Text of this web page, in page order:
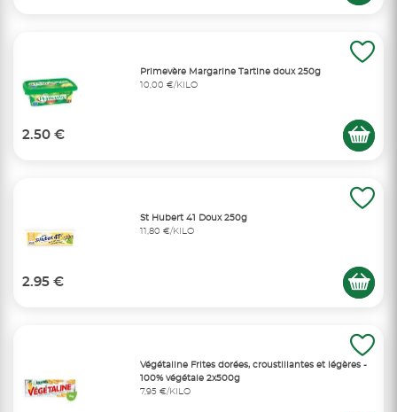
Primevère Margarine Tartine doux 250g
10,00 €/KILO
2.50 €
St Hubert 41 Doux 250g
11,80 €/KILO
2.95 €
Végétaline Frites dorées, croustillantes et légères -
100% végétale 2x500g
7,95 €/KILO